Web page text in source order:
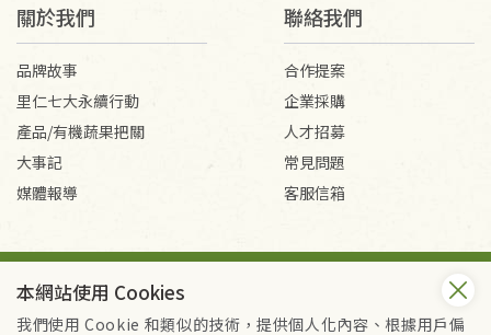
關於我們
品牌故事
里仁七大永續行動
產品/有機蔬果把關
大事記
媒體報導
聯絡我們
合作提案
企業採購
人才招募
常見問題
客服信箱
Copyright © 2026 里仁事業股份有限公司(統編：16301262) /
里仁網購股份有限公司(統編：25149752)
本網站使用 Cookies
我們使用 Cookie 和類似的技術，提供個人化內容、根據用戶偏